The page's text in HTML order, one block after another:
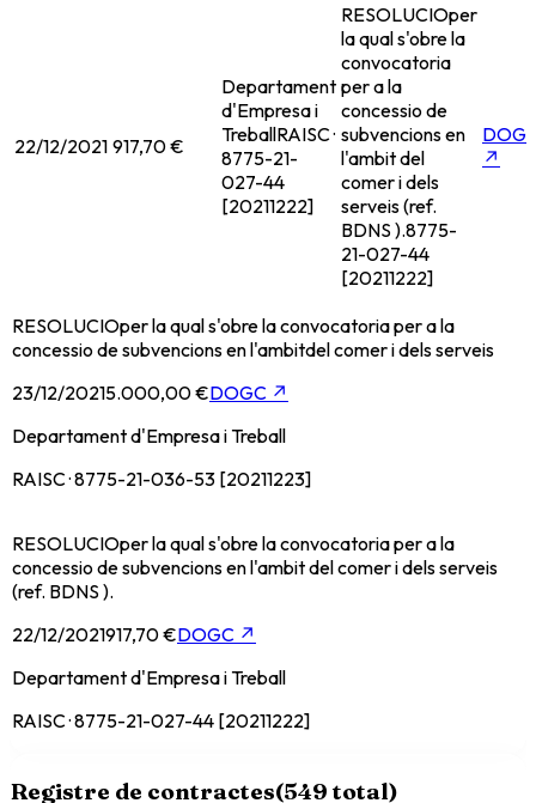
22/12/2021 917,70 €
Departament
d'Empresa i
TreballRAISC ·
8775-21-
027-44
[20211222]
RESOLUCIOper
la qual s'obre la
convocatoria
per a la
concessio de
subvencions en
l'ambit del
comer i dels
serveis (ref.
BDNS ).8775-
21-027-44
[20211222]
↗
RESOLUCIOper la qual s'obre la convocatoria per a la
concessio de subvencions en l'ambitdel comer i dels serveis
23/12/20215.000,00 €DOGC ↗
Departament d'Empresa i Treball
RAISC · 8775-21-036-53 [20211223]
RESOLUCIOper la qual s'obre la convocatoria per a la
concessio de subvencions en l'ambit del comer i dels serveis
(ref. BDNS ).
22/12/2021917,70 €DOGC ↗
Departament d'Empresa i Treball
RAISC · 8775-21-027-44 [20211222]
Registre de contractes(549 total)